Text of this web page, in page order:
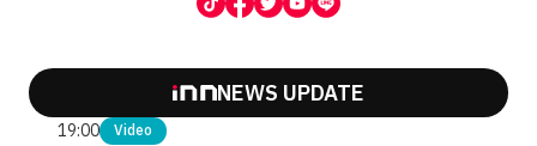
NEWS UPDATE
19:00 Video